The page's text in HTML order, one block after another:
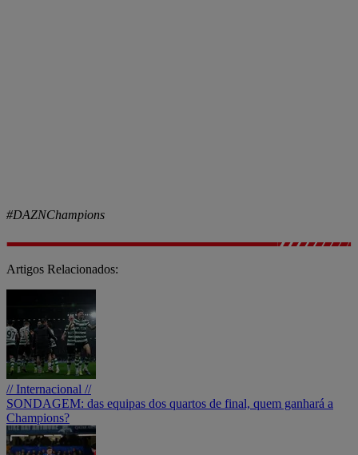
#DAZNChampions
Artigos Relacionados:
// Internacional //
SONDAGEM: das equipas dos quartos de final, quem ganhará a
Champions?